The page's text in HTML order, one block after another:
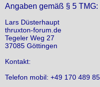
Angaben gemäß § 5 TMG:
Lars Düsterhaupt
thruxton-forum.de
Tegeler Weg 27
37085 Göttingen
Kontakt:
Telefon mobil: +49 170 489